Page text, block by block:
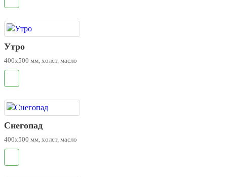
Утро
400х500 мм, холст, масло
Снегопад
400х500 мм, холст, масло